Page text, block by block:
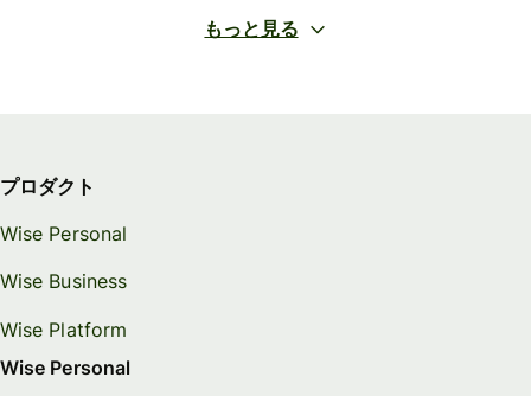
もっと見る
プロダクト
Wise Personal
Wise Business
Wise Platform
Wise Personal